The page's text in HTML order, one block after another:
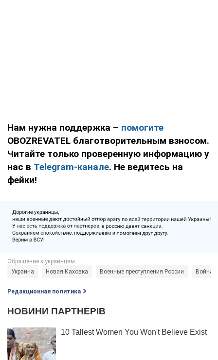
Нам нужна поддержка – помогите
OBOZREVATEL благотворительным взносом.
Читайте только проверенную информацию у
нас в Telegram-канале. Не ведитесь на
фейки!
Украина Новая Каховка Военные преступления России Война
Редакционная политика